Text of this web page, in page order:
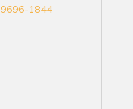
9696-1844